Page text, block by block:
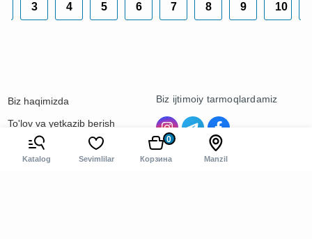
3 4 5 6 7 8 9 10
Katalog Sevimlilar Корзина
0
Manzil
Biz haqimizda
To'lov va yetkazib berish
Kontaktlar
Biz ijtimoiy tarmoqlardamiz